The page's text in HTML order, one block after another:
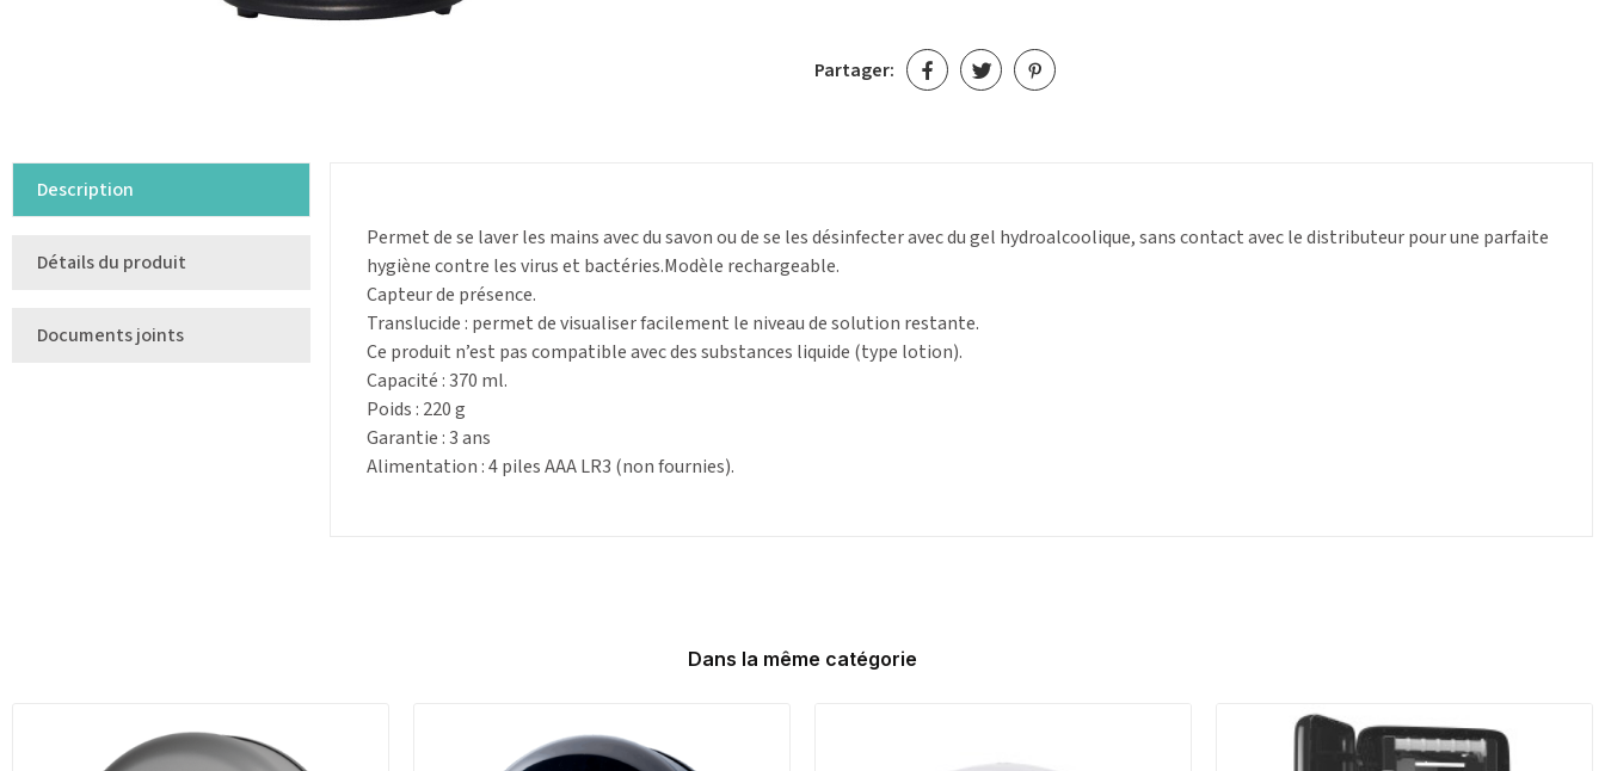
Partager:
Description
Détails du produit
Documents joints
Permet de se laver les mains avec du savon ou de se les désinfecter avec du gel hydroalcoolique, sans contact avec le distributeur pour une parfaite
hygiène contre les virus et bactéries.Modèle rechargeable.
Capteur de présence.
Translucide : permet de visualiser facilement le niveau de solution restante.
Ce produit n’est pas compatible avec des substances liquide (type lotion).
Capacité : 370 ml.
Poids : 220 g
Garantie : 3 ans
Alimentation : 4 piles AAA LR3 (non fournies).
Dans la même catégorie